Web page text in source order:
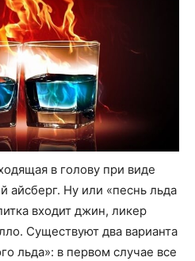
в голову при виде
айсберг. Ну или «песнь льда
входит джин, ликер
Существуют два варианта
льда»: в первом случае все